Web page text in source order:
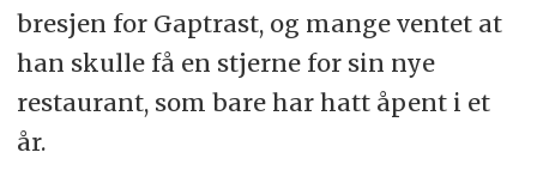
bresjen for Gaptrast, og mange ventet at
han skulle få en stjerne for sin nye
restaurant, som bare har hatt åpent i et
år.